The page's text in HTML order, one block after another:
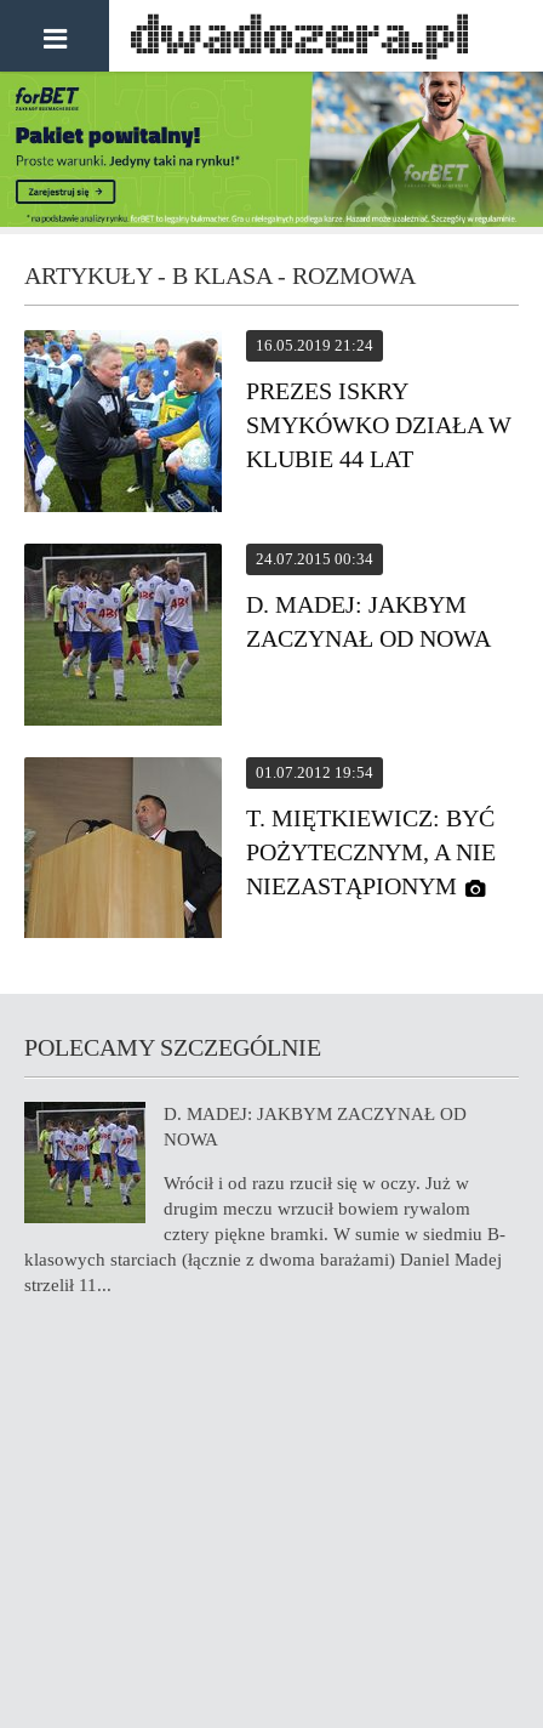
ARTYKUŁY - B KLASA - ROZMOWA
16.05.2019 21:24
PREZES ISKRY
SMYKÓWKO DZIAŁA W
KLUBIE 44 LAT
24.07.2015 00:34
D. MADEJ: JAKBYM
ZACZYNAŁ OD NOWA
01.07.2012 19:54
T. MIĘTKIEWICZ: BYĆ
POŻYTECZNYM, A NIE
NIEZASTĄPIONYM
POLECAMY SZCZEGÓLNIE
D. MADEJ: JAKBYM ZACZYNAŁ OD
NOWA
Wrócił i od razu rzucił się w oczy. Już w
drugim meczu wrzucił bowiem rywalom
cztery piękne bramki. W sumie w siedmiu B-
klasowych starciach (łącznie z dwoma barażami) Daniel Madej
strzelił 11...